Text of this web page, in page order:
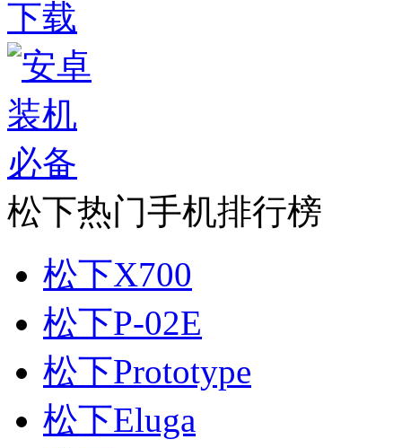
松下热门手机排行榜
松下X700
松下P-02E
松下Prototype
松下Eluga